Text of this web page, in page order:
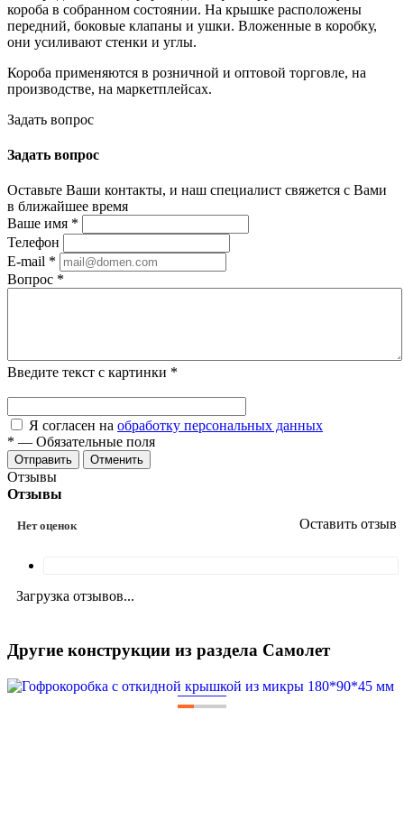
короба в собранном состоянии. На крышке расположены
передний, боковые клапаны и ушки. Вложенные в коробку,
они усиливают стенки и углы.
Короба применяются в розничной и оптовой торговле, на
производстве, на маркетплейсах.
Задать вопрос
Задать вопрос
Оставьте Ваши контакты, и наш специалист свяжется с Вами
в ближайшее время
Ваше имя *
Телефон
E-mail *
Вопрос *
Введите текст с картинки *
Я согласен на обработку персональных данных
* — Обязательные поля
Отменить
Отзывы
Отзывы
Нет оценок Оставить отзыв
Загрузка отзывов...
Другие конструкции из раздела Самолет
———